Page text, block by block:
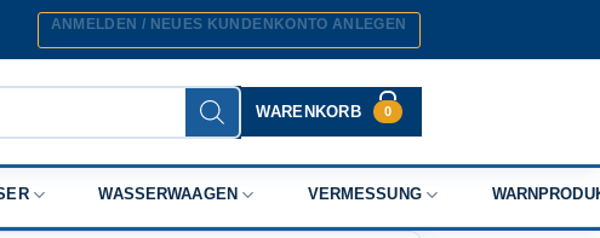
ANMELDEN / NEUES KUNDENKONTO ANLEGEN
WARENKORB 0
WASSERWAAGEN VERMESSUNG